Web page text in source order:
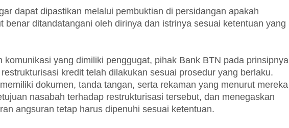
dapat dipastikan melalui pembuktian di persidangan apakah
benar ditandatangani oleh dirinya dan istrinya sesuai ketentuan yang
komunikasi yang dimiliki penggugat, pihak Bank BTN pada prinsipnya
kredit telah dilakukan sesuai prosedur yang berlaku.
dokumen, tanda tangan, serta rekaman yang menurut mereka
nasabah terhadap restrukturisasi tersebut, dan menegaskan
angsuran tetap harus dipenuhi sesuai ketentuan.